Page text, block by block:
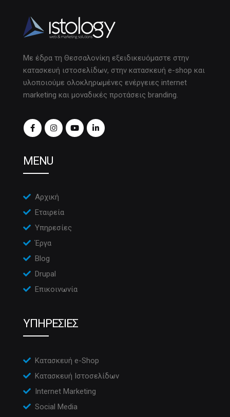
Με έδρα τη Θεσσαλονίκη εξειδικευόμαστε στην
κατασκευή ιστοσελίδων, στην κατασκευή e-shop και
υλοποιούμε ολοκληρωμένες ενέργειες internet
marketing και μοναδικές προτάσεις branding.
MENU
Αρχική
Εταιρεία
Υπηρεσίες
Έργα
Blog
Drupal
Επικοινωνία
ΥΠΗΡΕΣΙΕΣ
Κατασκευή e-Shop
Κατασκευή Ιστοσελίδων
Internet Marketing
Social Media